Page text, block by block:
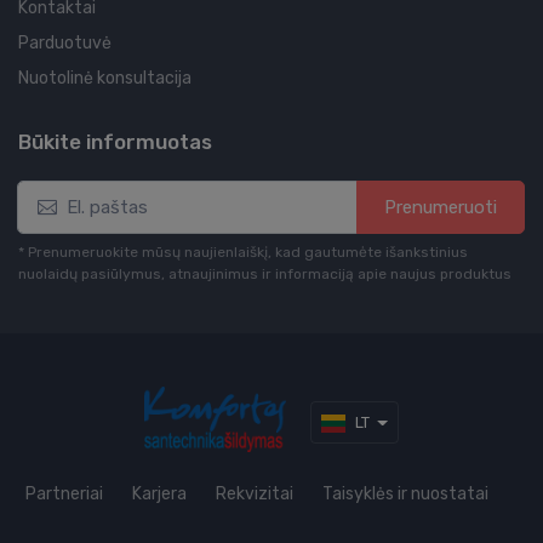
Kontaktai
Parduotuvė
Nuotolinė konsultacija
Būkite informuotas
Prenumeruoti
* Prenumeruokite mūsų naujienlaiškį, kad gautumėte išankstinius
nuolaidų pasiūlymus, atnaujinimus ir informaciją apie naujus produktus
LT
Partneriai Karjera Rekvizitai Taisyklės ir nuostatai